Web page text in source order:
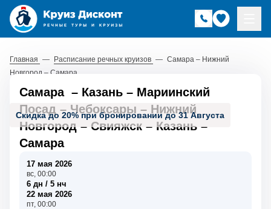
Главная — Расписание речных круизов — Самара – Нижний
Новгород – Самара
Скидка до 20% при бронировании до 31 Августа
Самара – Казань – Мариинский
Посад –Чебоксары – Нижний
Новгород – Свияжск – Казань –
Самара
17 мая 2026
вс, 00:00
6 дн / 5 нч
22 мая 2026
пт, 00:00